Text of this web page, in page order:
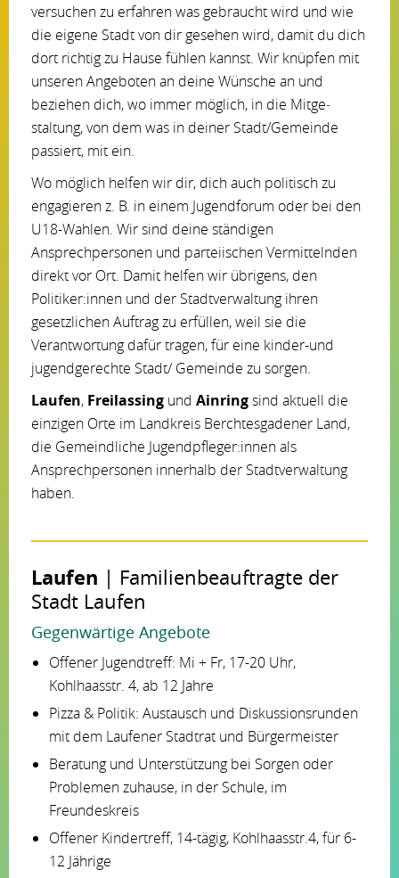
versuchen zu erfahren was gebraucht wird und wie
die eigene Stadt von dir gesehen wird, damit du dich
dort richtig zu Hause fühlen kannst. Wir knüpfen mit
unseren Angeboten an deine Wünsche an und
beziehen dich, wo immer möglich, in die Mitge­
staltung, von dem was in deiner Stadt/Gemeinde
passiert, mit ein.
Wo möglich helfen wir dir, dich auch politisch zu
engagieren z. B. in einem Jugendforum oder bei den
U18-Wahlen. Wir sind deine ständigen
Ansprechpersonen und parteiischen Vermittelnden
direkt vor Ort. Damit helfen wir übrigens, den
Politiker:innen und der Stadtverwaltung ihren
gesetzlichen Auftrag zu erfüllen, weil sie die
Verantwortung dafür tragen, für eine kinder-und
jugendgerechte Stadt/ Gemeinde zu sorgen.
Laufen, Freilassing und Ainringsind aktuell die
einzigen Orte im Landkreis Berchtesgadener Land,
die Gemeindliche Jugendpfleger:innen als
Ansprechpersonen innerhalb der Stadtverwaltung
haben.
Laufen | Familienbeauftragte der
Stadt Laufen
Gegenwärtige Angebote
Offener Jugendtreff: Mi + Fr, 17-20 Uhr,
Kohlhaasstr. 4, ab 12 Jahre
Pizza & Politik: Austausch und Diskussionsrunden
mit dem Laufener Stadtrat und Bürgermeister
Beratung und Unterstützung bei Sorgen oder
Problemen zuhause, in der Schule, im
Freundeskreis
Offener Kindertreff, 14-tägig, Kohlhaasstr.4, für 6-
12 Jährige